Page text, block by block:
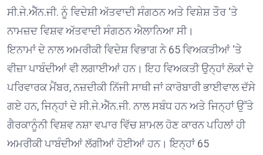
ਸੀ.ਜੇ.ਐੱਨ.ਜੀ. ਨੂੰ ਵਿਦੇਸ਼ੀ ਅੱਤਵਾਦੀ ਸੰਗਠਨ ਅਤੇ ਵਿਸ਼ੇਸ਼ ਤੌਰ ‘ਤੇ
ਨਾਮਜ਼ਦ ਵਿਸ਼ਵ ਅੱਤਵਾਦੀ ਸੰਗਠਨ ਐਲਾਨਿਆ ਸੀ।
ਇਨਾਮਾਂ ਦੇ ਨਾਲ ਅਮਰੀਕੀ ਵਿਦੇਸ਼ ਵਿਭਾਗ ਨੇ 65 ਵਿਅਕਤੀਆਂ ‘ਤੇ
ਵੀਜ਼ਾ ਪਾਬੰਦੀਆਂ ਵੀ ਲਗਾਈਆਂ ਹਨ। ਇਹ ਵਿਅਕਤੀ ਉਨ੍ਹਾਂ ਲੋਕਾਂ ਦੇ
ਪਰਿਵਾਰਕ ਮੈਂਬਰ, ਨਜ਼ਦੀਕੀ ਨਿੱਜੀ ਸਾਥੀ ਜਾਂ ਕਾਰੋਬਾਰੀ ਭਾਈਵਾਲ ਦੱਸੇ
ਗਏ ਹਨ, ਜਿਨ੍ਹਾਂ ਦੇ ਸੀ.ਜੇ.ਐੱਨ.ਜੀ. ਨਾਲ ਸਬੰਧ ਹਨ ਅਤੇ ਜਿਨ੍ਹਾਂ ਉੱਤੇ
ਗੈਰਕਾਨੂੰਨੀ ਵਿਸ਼ਵ ਨਸ਼ਾ ਵਪਾਰ ਵਿੱਚ ਸ਼ਾਮਲ ਹੋਣ ਕਾਰਨ ਪਹਿਲਾਂ ਹੀ
ਅਮਰੀਕੀ ਪਾਬੰਦੀਆਂ ਲੱਗੀਆਂ ਹੋਈਆਂ ਹਨ। ਇਨ੍ਹਾਂ 65